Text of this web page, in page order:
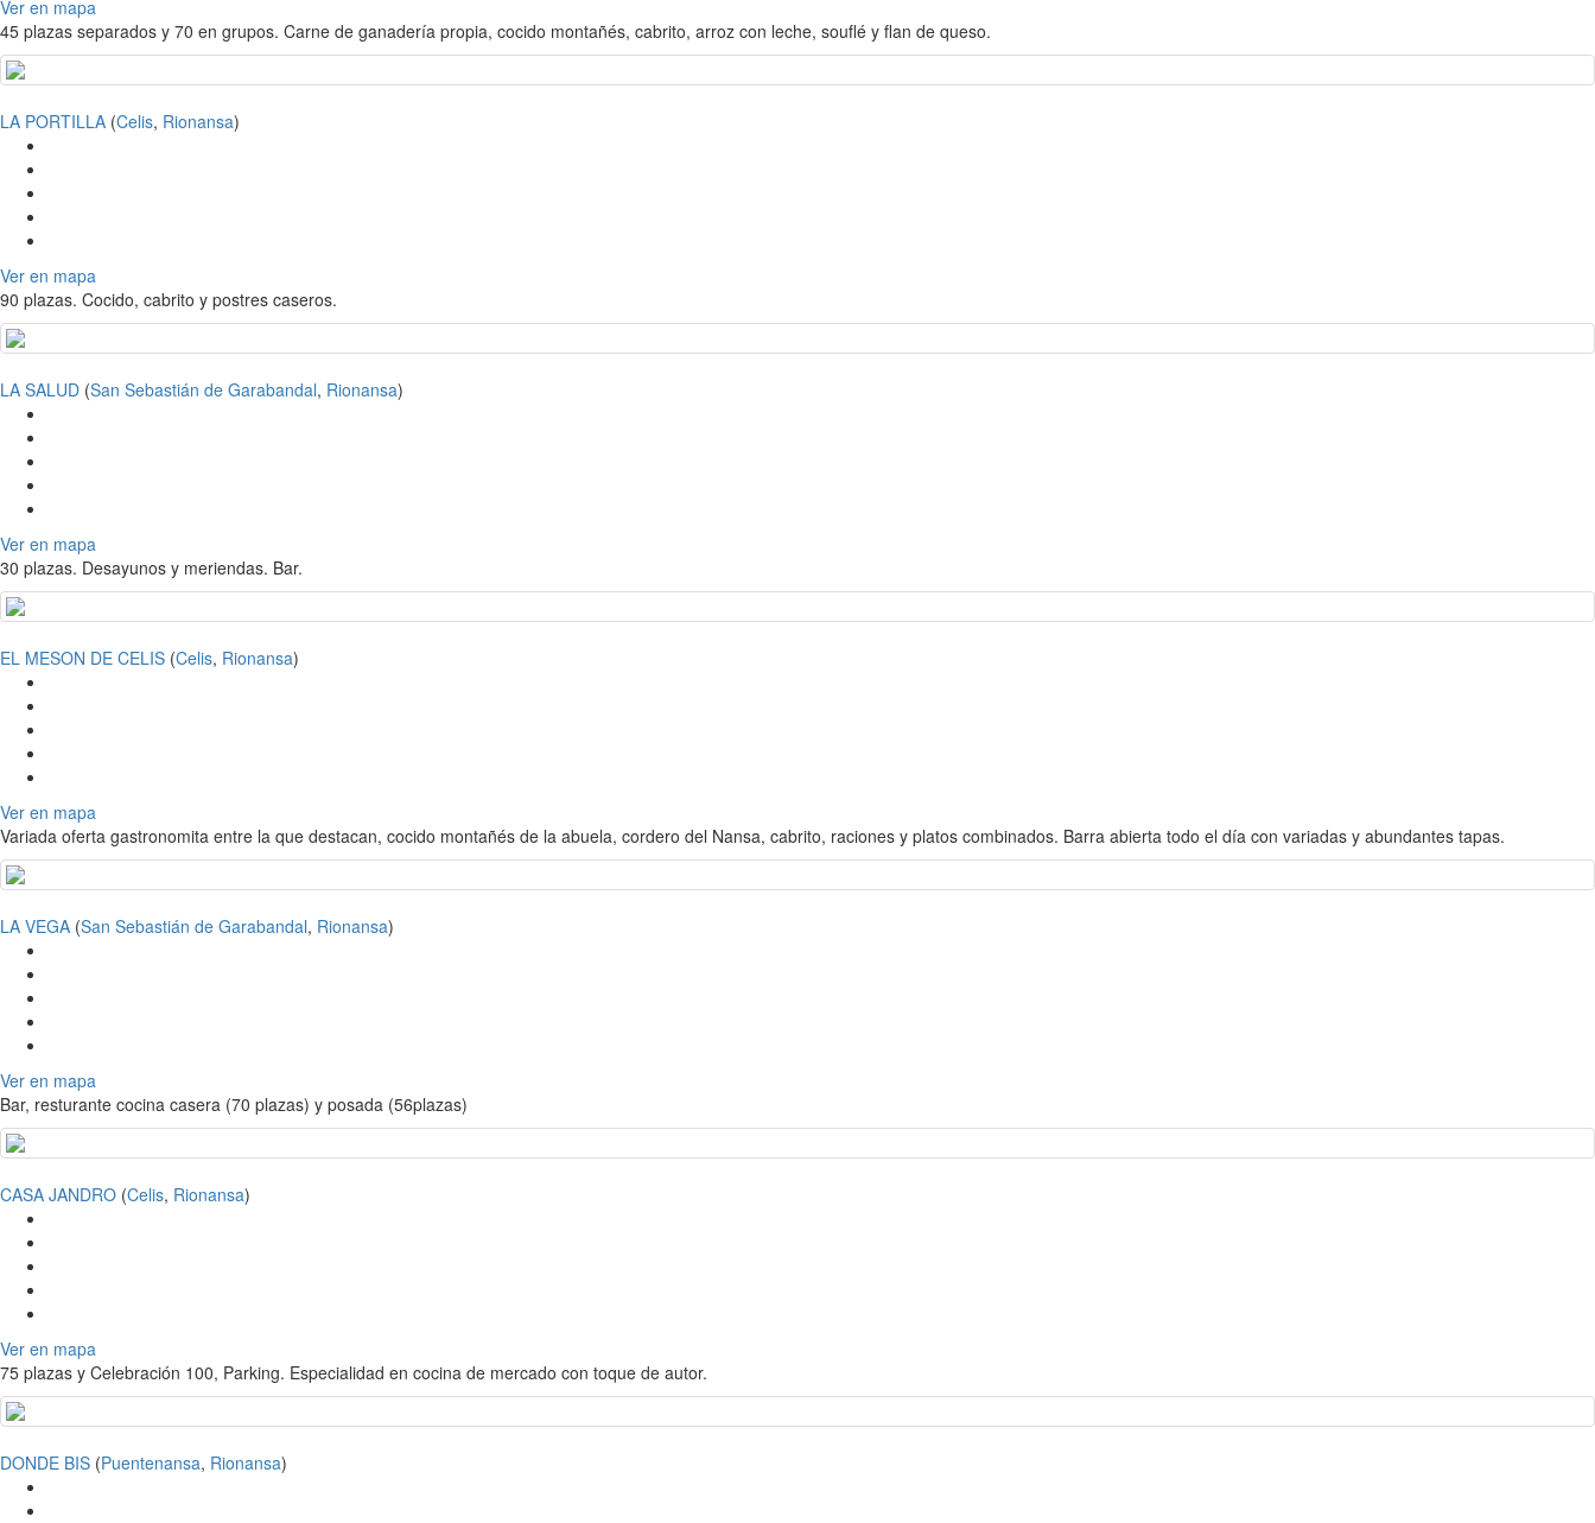
Ver en mapa
45 plazas separados y 70 en grupos. Carne de ganadería propia, cocido montañés, cabrito, arroz con leche, souflé y flan de queso.
LA PORTILLA (Celis, Rionansa)
Ver en mapa
90 plazas. Cocido, cabrito y postres caseros.
LA SALUD (San Sebastián de Garabandal, Rionansa)
Ver en mapa
30 plazas. Desayunos y meriendas. Bar.
EL MESON DE CELIS (Celis, Rionansa)
Ver en mapa
Variada oferta gastronomita entre la que destacan, cocido montañés de la abuela, cordero del Nansa, cabrito, raciones y platos combinados. Barra abierta todo el día con variadas y abundantes tapas.
LA VEGA (San Sebastián de Garabandal, Rionansa)
Ver en mapa
Bar, resturante cocina casera (70 plazas) y posada (56plazas)
CASA JANDRO (Celis, Rionansa)
Ver en mapa
75 plazas y Celebración 100, Parking. Especialidad en cocina de mercado con toque de autor.
DONDE BIS (Puentenansa, Rionansa)